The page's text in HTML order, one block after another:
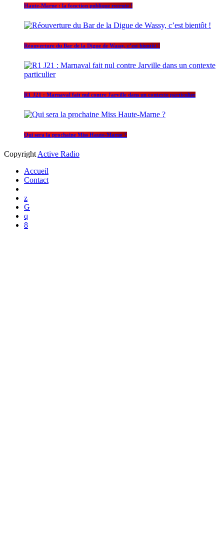
Haute-Marne : la fonction publique recrute !
Réouverture du Bar de la Digue de Wassy, c’est bientôt !
R1 J21 : Marnaval fait nul contre Jarville dans un contexte particulier
Qui sera la prochaine Miss Haute-Marne ?
CopyrightActive Radio
Accueil
Contact